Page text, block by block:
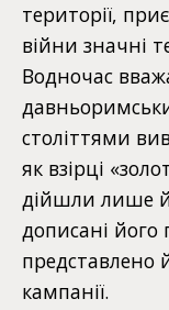
території,
війни значні
Водночас
століттями
як взірці
дійшли лише
дописані
представлено
кампанії.